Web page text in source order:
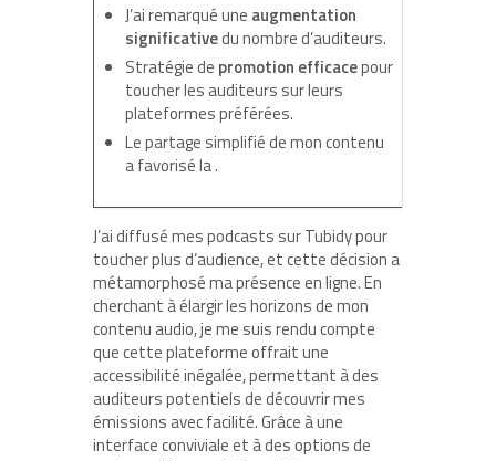
J’ai remarqué une augmentation
significativedu nombre d’auditeurs.
Stratégie de promotion efficacepour
toucher les auditeurs sur leurs
plateformes préférées.
Le partage simplifié de mon contenu
a favorisé la.
J’ai diffusé mes podcasts sur Tubidy pour
toucher plus d’audience, et cette décision a
métamorphosé ma présence en ligne. En
cherchant à élargir les horizons de mon
contenu audio, je me suis rendu compte
que cette plateforme offrait une
accessibilité inégalée, permettant à des
auditeurs potentiels de découvrir mes
émissions avec facilité. Grâce à une
interface conviviale et à des options de